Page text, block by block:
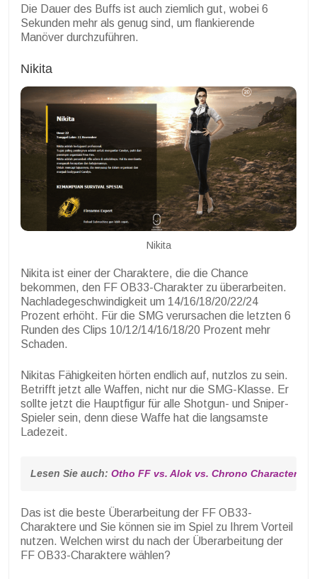
Die Dauer des Buffs ist auch ziemlich gut, wobei 6
Sekunden mehr als genug sind, um flankierende
Manöver durchzuführen.
Nikita
Nikita
Nikita ist einer der Charaktere, die die Chance
bekommen, den FF OB33-Charakter zu überarbeiten.
Nachladegeschwindigkeit um 14/16/18/20/22/24
Prozent erhöht. Für die SMG verursachen die letzten 6
Runden des Clips 10/12/14/16/18/20 Prozent mehr
Schaden.
Nikitas Fähigkeiten hörten endlich auf, nutzlos zu sein.
Betrifft jetzt alle Waffen, nicht nur die SMG-Klasse. Er
sollte jetzt die Hauptfigur für alle Shotgun- und Sniper-
Spieler sein, denn diese Waffe hat die langsamste
Ladezeit.
Lesen Sie auch: Otho FF vs. Alok vs. Chrono Characters:
Das ist die beste Überarbeitung der FF OB33-
Charaktere und Sie können sie im Spiel zu Ihrem Vorteil
nutzen. Welchen wirst du nach der Überarbeitung der
FF OB33-Charaktere wählen?